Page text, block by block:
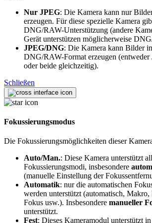
Nur JPEG: Die Kamera kann nur
erzeugen. Für diese spezielle Kamera
DNG/RAW-Unterstützung (andere
Gerät unterstützen möglicherweise
JPEG/DNG: Die Kamera kann Bilder
DNG/RAW-Format erzeugen
oder beide gleichzeitig).
Schließen
Fokussierungsmodus
Die Fokussierungsmöglichkeiten dieser
Auto/Man.: Diese Kamera unterstützt
Fokussierungsmodi, insbesondere
(manuelle Einstellung der
Automatik: nur die automatischen
werden unterstützt (automatisch,
Fokus usw.). Insbesondere manueller
unterstützt.
Fest: Dieses Kameramodul unterstützt